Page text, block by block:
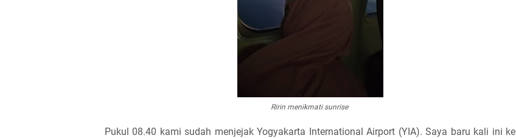
Ririn menikmati sunrise
Pukul 08.40 kami sudah menjejak Yogyakarta International Airport (YIA). Saya baru kali ini ke